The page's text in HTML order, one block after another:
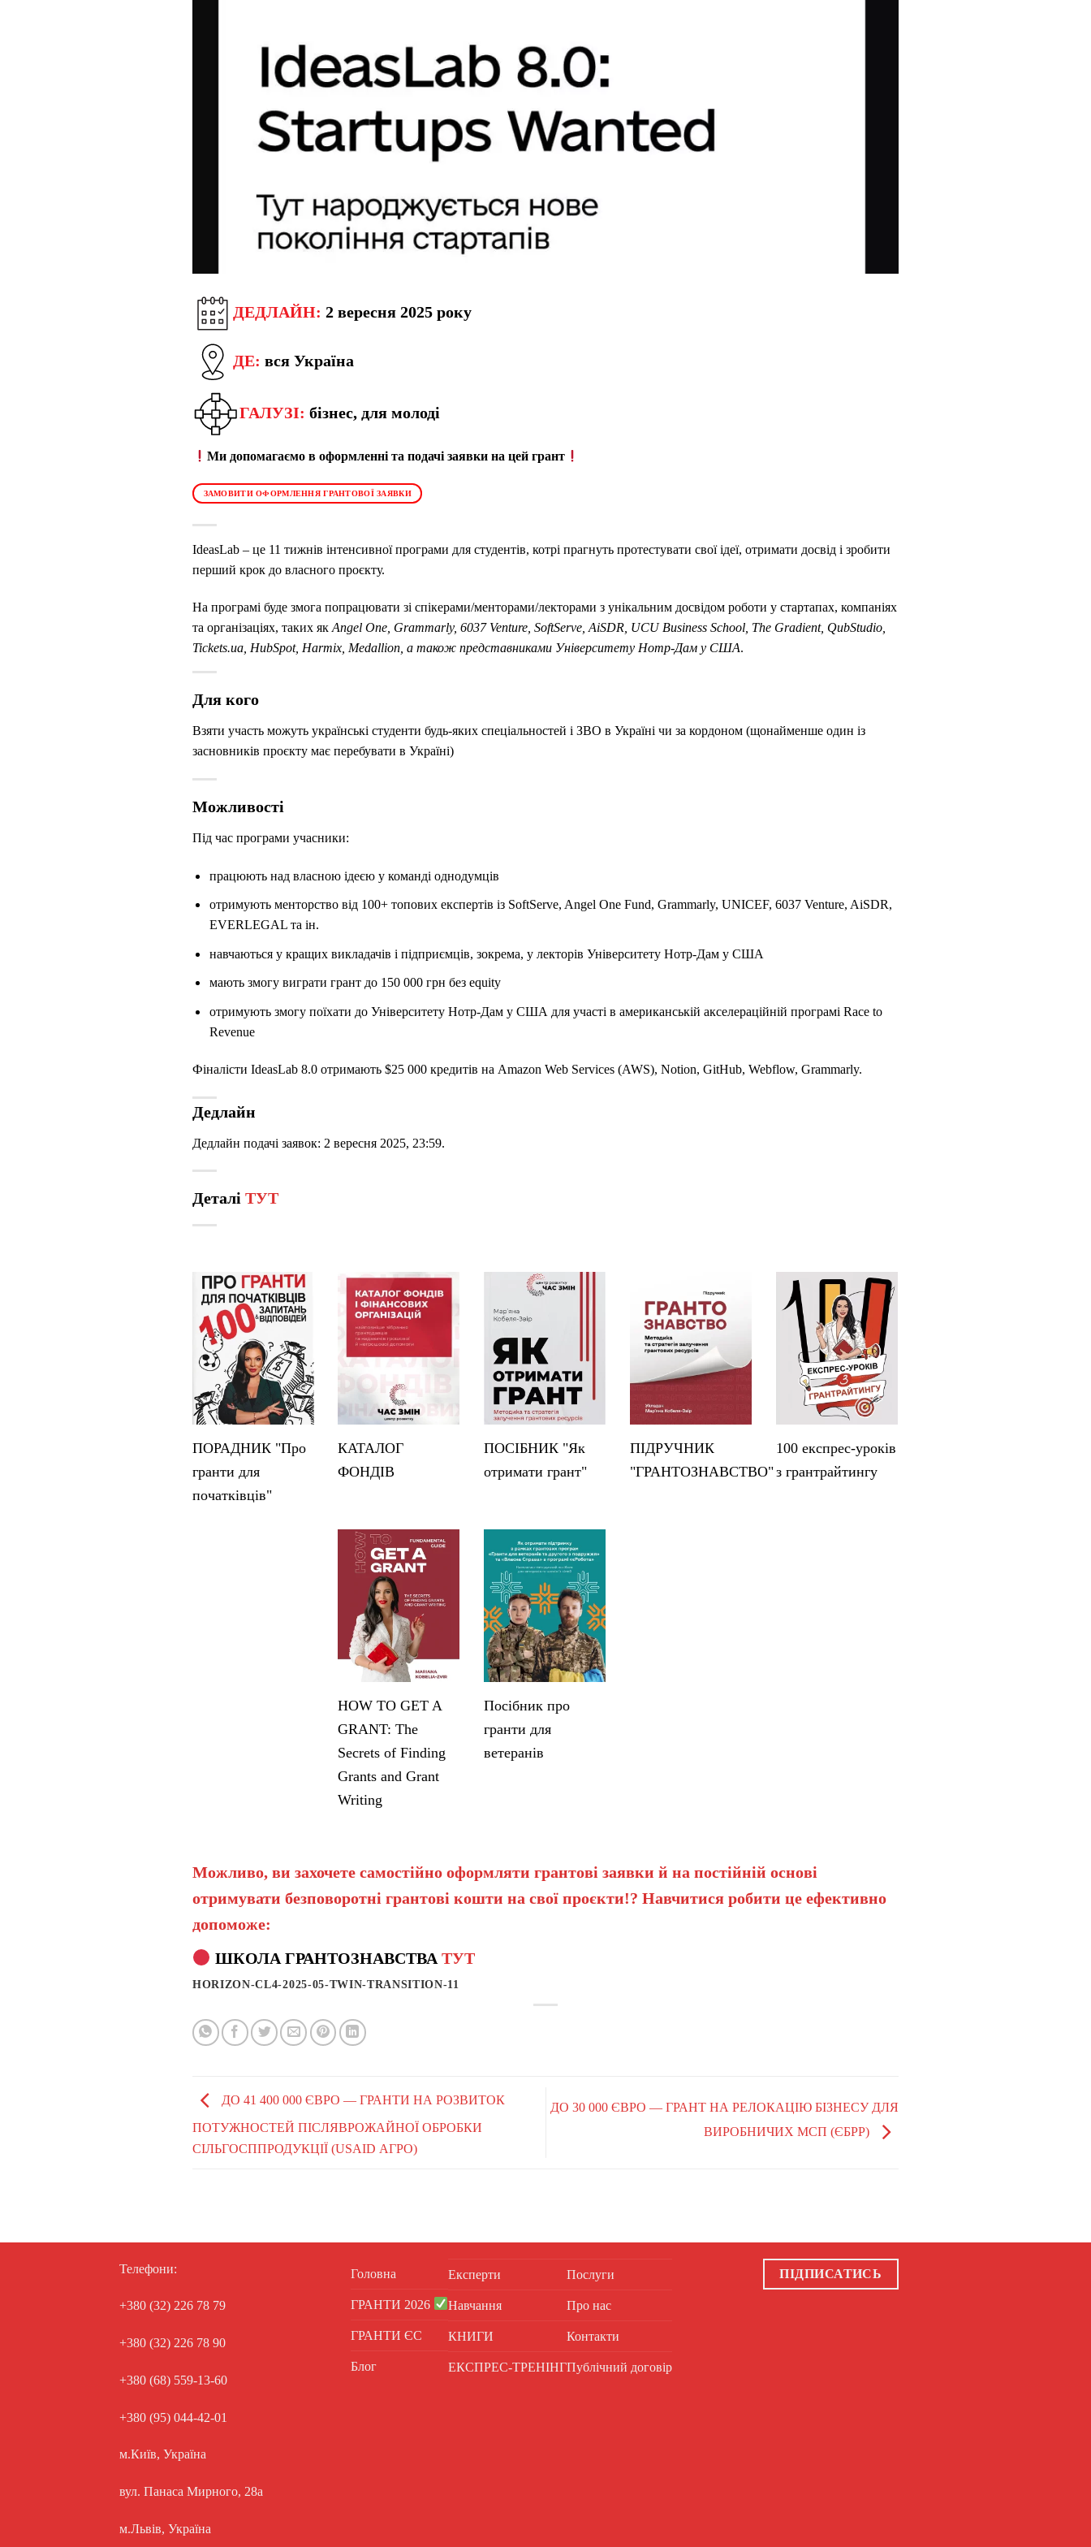
ДЕДЛАЙН: 2 вересня 2025 року
ДЕ: вся Україна
ГАЛУЗІ: бізнес, для молоді
Ми допомагаємо в оформленні та подачі заявки на цей грант
ЗАМОВИТИ ОФОРМЛЕННЯ ГРАНТОВОЇ ЗАЯВКИ
IdeasLab – це 11 тижнів інтенсивної програми для студентів, котрі прагнуть протестувати свої ідеї, отримати досвід і зробити
перший крок до власного проєкту.
На програмі буде змога попрацювати зі спікерами/менторами/лекторами з унікальним досвідом роботи у стартапах, компаніях
та організаціях, таких як Angel One, Grammarly, 6037 Venture, SoftServe, AiSDR, UCU Business School, The Gradient, QubStudio,
Tickets.ua, HubSpot, Harmix, Medallion, а також представниками Університету Нотр-Дам у США.
Для кого
Взяти участь можуть українські студенти будь-яких спеціальностей і ЗВО в Україні чи за кордоном (щонайменше один із
засновників проєкту має перебувати в Україні)
Можливості
Під час програми учасники:
працюють над власною ідеєю у команді однодумців
отримують менторство від 100+ топових експертів із SoftServe, Angel One Fund, Grammarly, UNICEF, 6037 Venture, AiSDR,
EVERLEGAL та ін.
навчаються у кращих викладачів і підприємців, зокрема, у лекторів Університету Нотр-Дам у США
мають змогу виграти грант до 150 000 грн без equity
отримують змогу поїхати до Університету Нотр-Дам у США для участі в американській акселераційній програмі Race to
Revenue
Фіналісти IdeasLab 8.0 отримають $25 000 кредитів на Amazon Web Services (AWS), Notion, GitHub, Webflow, Grammarly.
Дедлайн
Дедлайн подачі заявок: 2 вересня 2025, 23:59.
Деталі ТУТ
ПОРАДНИК "Про
гранти для
початківців"
КАТАЛОГ
ФОНДІВ
ПОСІБНИК "Як
отримати грант"
ПІДРУЧНИК
"ГРАНТОЗНАВСТВО"
100 експрес-уроків
з грантрайтингу
HOW TO GET A
GRANT: The
Secrets of Finding
Grants and Grant
Writing
Посібник про
гранти для
ветеранів
Можливо, ви захочете самостійно оформляти грантові заявки й на постійній основі
отримувати безповоротні грантові кошти на свої проєкти!? Навчитися робити це ефективно
допоможе:
ШКОЛА ГРАНТОЗНАВСТВА ТУТ
HORIZON-CL4-2025-05-TWIN-TRANSITION-11
ДО 41 400 000 ЄВРО — ГРАНТИ НА РОЗВИТОК
ПОТУЖНОСТЕЙ ПІСЛЯВРОЖАЙНОЇ ОБРОБКИ
СІЛЬГОСППРОДУКЦІЇ (USAID АГРО)
ДО 30 000 ЄВРО — ГРАНТ НА РЕЛОКАЦІЮ БІЗНЕСУ ДЛЯ
ВИРОБНИЧИХ МСП (ЄБРР)
Телефони:
+380 (32) 226 78 79
+380 (32) 226 78 90
+380 (68) 559-13-60
+380 (95) 044-42-01
м.Київ, Україна
вул. Панаса Мирного, 28а
м.Львів, Україна
Головна
ГРАНТИ 2026
ГРАНТИ ЄС
Блог
Експерти
Навчання
КНИГИ
ЕКСПРЕС-ТРЕНІНГ
Послуги
Про нас
Контакти
Публічний договір
ПІДПИСАТИСЬ